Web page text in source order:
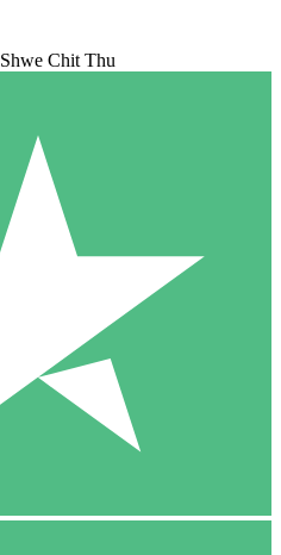
Shwe Chit Thu